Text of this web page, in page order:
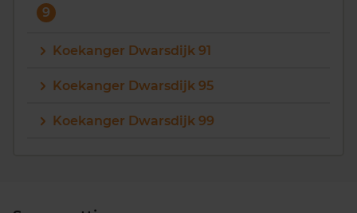
9
Koekanger Dwarsdijk 91
Koekanger Dwarsdijk 95
Koekanger Dwarsdijk 99